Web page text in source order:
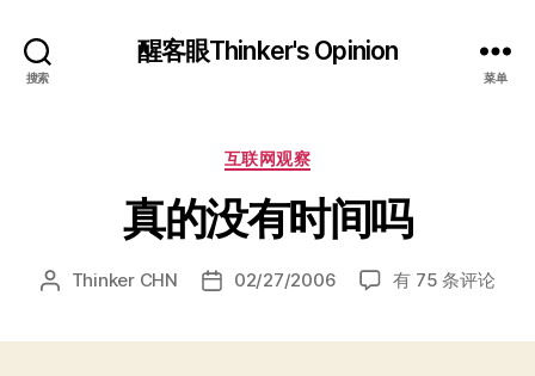
搜索
醒客眼Thinker's Opinion
菜单
分
互联网观察
真的没有时间吗
文 Thinker CHN
发 02/27/2006
真
有 75 条评论